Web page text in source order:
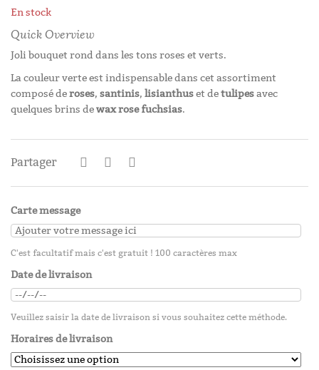
En stock
Quick Overview
Joli bouquet rond dans les tons roses et verts.
La couleur verte est indispensable dans cet assortiment
composé deroses, santinis, lisianthuset detulipesavec
quelques brins dewax rose fuchsias.
Partager
Carte message
C'est facultatif mais c'est gratuit ! 100 caractères max
Date de livraison
Veuillez saisir la date de livraison si vous souhaitez cette méthode.
Horaires de livraison